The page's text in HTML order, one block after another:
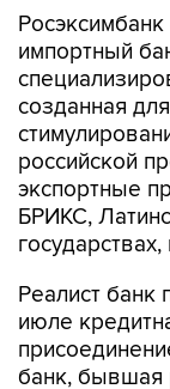
Росэксимбанк
импортный
созданная
российской
экспортные
БРИКС,
Реалист
июле
банк, бывшая